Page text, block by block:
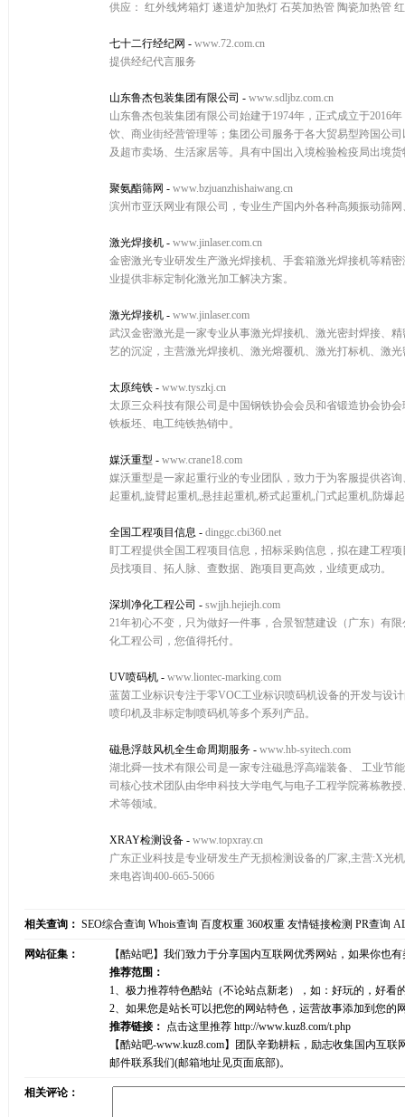
供应： 红外线烤箱灯 遂道炉加热灯 石英加热管 陶瓷加热管
七十二行经纪网 - www.72.com.cn
提供经纪代言服务
山东鲁杰包装集团有限公司 - www.sdljbz.com.cn
山东鲁杰包装集团有限公司始建于1974年，正式成立于2016
饮、商业街经营管理等；集团公司服务于各大贸易型跨国公
及超市卖场、生活家居等。具有中国出入境检验检疫局出境
聚氨酯筛网 - www.bzjuanzhishaiwang.cn
滨州市亚沃网业有限公司，专业生产国内外各种高频振动筛
激光焊接机 - www.jinlaser.com.cn
金密激光专业研发生产激光焊接机、手套箱激光焊接机等精
业提供非标定制化激光加工解决方案。
激光焊接机 - www.jinlaser.com
武汉金密激光是一家专业从事激光焊接机、激光密封焊接、
艺的沉淀，主营激光焊接机、激光熔覆机、激光打标机、激
太原纯铁 - www.tyszkj.cn
太原三众科技有限公司是中国钢铁协会会员和省锻造协会协
铁板坯、电工纯铁热销中。
媒沃重型 - www.crane18.com
媒沃重型是一家起重行业的专业团队，致力于为客服提供咨
起重机,旋臂起重机,悬挂起重机,桥式起重机,门式起重机,防爆
全国工程项目信息 - dinggc.cbi360.net
盯工程提供全国工程项目信息，招标采购信息，拟在建工程
员找项目、拓人脉、查数据、跑项目更高效，业绩更成功。
深圳净化工程公司 - swjjh.hejiejh.com
21年初心不变，只为做好一件事，合景智慧建设（广东）有
化工程公司，您值得托付。
UV喷码机 - www.liontec-marking.com
蓝茵工业标识专注于零VOC工业标识喷码机设备的开发与设
喷印机及非标定制喷码机等多个系列产品。
磁悬浮鼓风机全生命周期服务 - www.hb-syitech.com
湖北舜一技术有限公司是一家专注磁悬浮高端装备、 工业节
司核心技术团队由华申科技大学电气与电子工程学院蒋栋教
术等领域。
XRAY检测设备 - www.topxray.cn
广东正业科技是专业研发生产无损检测设备的厂家,主营:X光
来电咨询400-665-5066
相关查询： SEO综合查询 Whois查询 百度权重 360权重 友情链接检测 PR查询
网站征集：
【酷站吧】我们致力于分享国内互联网优秀网站，如果你也
推荐范围：
1、极力推荐特色酷站（不论站点新老），如：好玩的，好
2、如果您是站长可以把您的网站特色，运营故事添加到您
推荐链接： 点击这里推荐 http://www.kuz8.com/t.php
【酷站吧-www.kuz8.com】团队辛勤耕耘，励志收集国内互
邮件联系我们(邮箱地址见页面底部)。
相关评论：